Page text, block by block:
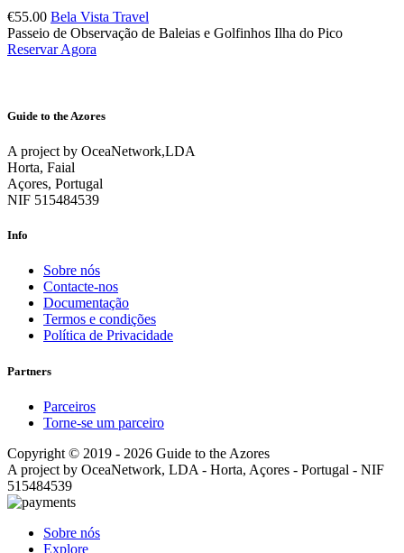
€55.00 Bela Vista Travel
Passeio de Observação de Baleias e Golfinhos Ilha do Pico
Reservar Agora
Guide to the Azores
A project by OceaNetwork,LDA
Horta, Faial
Açores, Portugal
NIF 515484539
Info
Sobre nós
Contacte-nos
Documentação
Termos e condições
Política de Privacidade
Partners
Parceiros
Torne-se um parceiro
Copyright © 2019 - 2026 Guide to the Azores
A project by OceaNetwork, LDA - Horta, Açores - Portugal - NIF
515484539
Sobre nós
Explore